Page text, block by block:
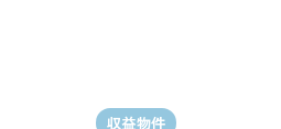
収益物件